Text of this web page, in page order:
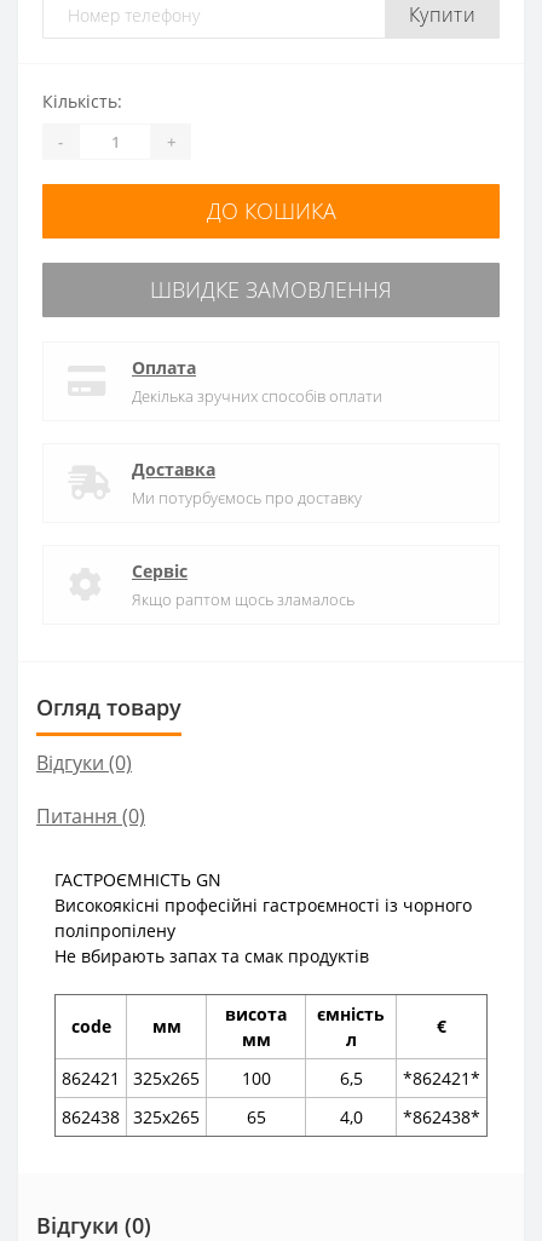
Купити
Кількість:
- +
ДО КОШИКА
ШВИДКЕ ЗАМОВЛЕННЯ
Оплата
Декілька зручних способів оплати
Доставка
Ми потурбуємось про доставку
Сервіс
Якщо раптом щось зламалось
Огляд товару
Відгуки (0)
Питання (0)
ГАСТРОЄМНІСТЬ GN
Високоякісні професійні гастроємності із чорного
поліпропілену
Не вбирають запах та смак продуктів
code мм
висота
мм
ємність
л
€
862421 325x265 100 6,5
*862421*
862438 325x265 65 4,0 *862438*
Відгуки (0)